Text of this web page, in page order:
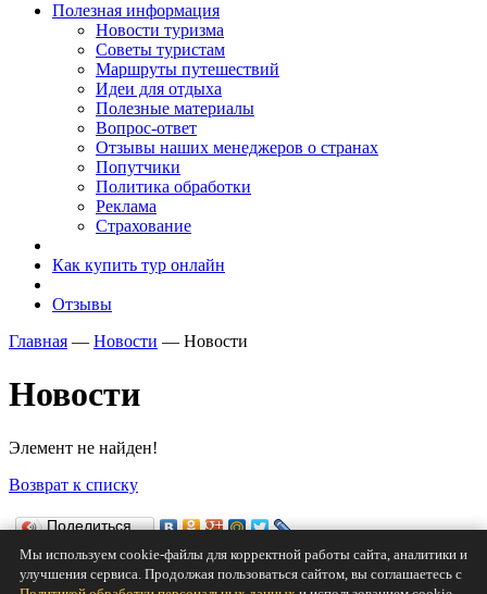
Полезная информация
Новости туризма
Советы туристам
Маршруты путешествий
Идеи для отдыха
Полезные материалы
Вопрос-ответ
Отзывы наших менеджеров о странах
Попутчики
Политика обработки
Реклама
Страхование
Как купить тур онлайн
Отзывы
Главная — Новости — Новости
Новости
Элемент не найден!
Возврат к списку
Поделиться…
Нравится
Мы используем cookie-файлы для корректной работы сайта, аналитики и
улучшения сервиса. Продолжая пользоваться сайтом, вы соглашаетесь с